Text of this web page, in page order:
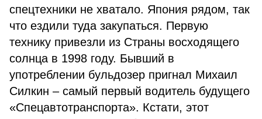
спецтехники не хватало. Япония рядом, так
что ездили туда закупаться. Первую
технику привезли из Страны восходящего
солнца в 1998 году. Бывший в
употреблении бульдозер пригнал Михаил
Силкин – самый первый водитель будущего
«Спецавтотранспорта». Кстати, этот